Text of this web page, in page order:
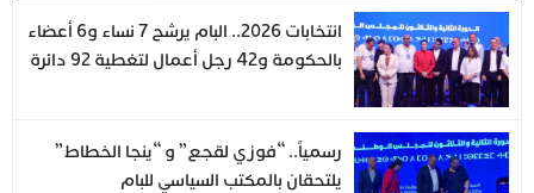
انتخابات 2026.. البام يرشح 7 نساء و6 أعضاء
بالحكومة و42 رجل أعمال لتغطية 92 دائرة
رسمياً.. “فوزي لقجع” و “ينجا الخطاط”
يلتحقان بالمكتب السياسي للبام